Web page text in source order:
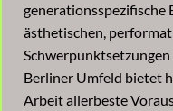
ästhetischen,
Berliner Umfeld bietet
Arbeit allerbeste